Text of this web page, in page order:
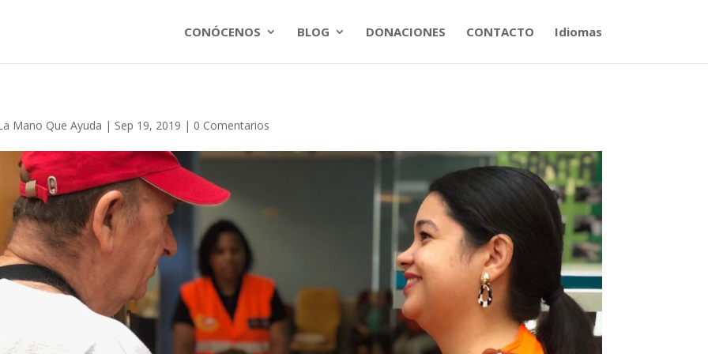
CONÓCENOS BLOG DONACIONES CONTACTO Idiomas
Mano Que Ayuda | Sep 19, 2019 | 0 Comentarios